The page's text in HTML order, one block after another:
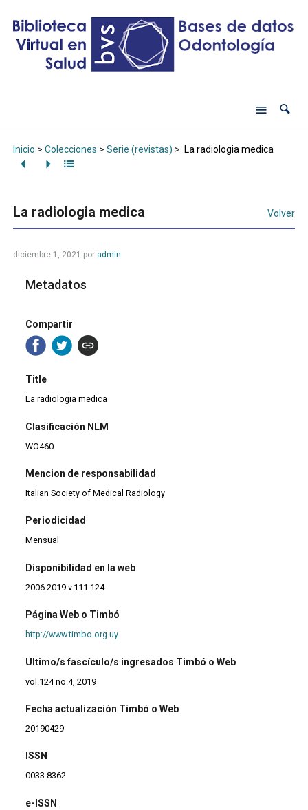
Inicio > Colecciones > Serie (revistas) > La radiologia medica
La radiologia medica Volver
diciembre 1, 2021 por admin
Metadatos
Compartir
Title
La radiologia medica
Clasificación NLM
WO460
Mencion de responsabilidad
Italian Society of Medical Radiology
Periodicidad
Mensual
Disponibilidad en la web
2006-2019 v.111-124
Página Web o Timbó
http://www.timbo.org.uy
Ultimo/s fascículo/s ingresados Timbó o Web
vol.124 no.4, 2019
Fecha actualización Timbó o Web
20190429
ISSN
0033-8362
e-ISSN